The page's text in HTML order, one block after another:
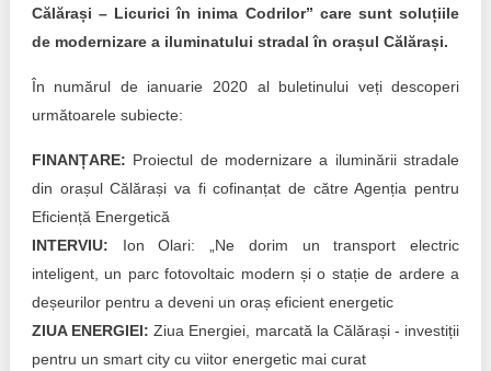
Călărași – Licurici în inima Codrilor” care sunt soluțiile
de modernizare a iluminatului stradal în orașul Călărași.
În numărul de ianuarie 2020 al buletinului veți descoperi
următoarele subiecte:
FINANȚARE: Proiectul de modernizare a iluminării stradale
din orașul Călărași va fi cofinanțat de către Agenția pentru
Eficiență Energetică
INTERVIU: Ion Olari: „Ne dorim un transport electric
inteligent, un parc fotovoltaic modern și o stație de ardere a
deșeurilor pentru a deveni un oraș eficient energetic
ZIUA ENERGIEI:Ziua Energiei, marcată la Călărași - investiții
pentru un smart city cu viitor energetic mai curat